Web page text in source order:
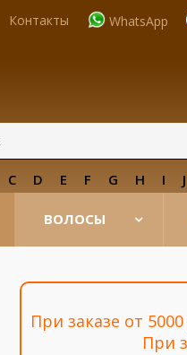
Контакты WhatsApp
C D E F G H I J
ВОЛОСЫ
При заказе от
При